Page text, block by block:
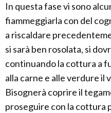
In questa fase vi sono
fiammeggiarla con del
a riscaldare
si sarà ben rosolata, si
continuando la cottura a
alla carne e alle verdure il
Bisognerà coprire il
proseguire con la cottura